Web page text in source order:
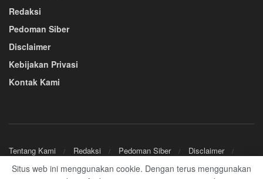
Redaksi
Pedoman Siber
Disclaimer
Kebijakan Privasi
Kontak Kami
Tentang Kami Redaksi Pedoman Siber
Disclaimer
Situs web ini menggunakan cookie. Dengan terus menggunakan